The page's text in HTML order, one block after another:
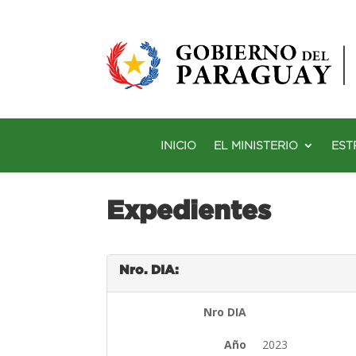
INICIO EL MINISTERIO
Expedientes
Nro. DIA:
Nro DIA
Año 2023